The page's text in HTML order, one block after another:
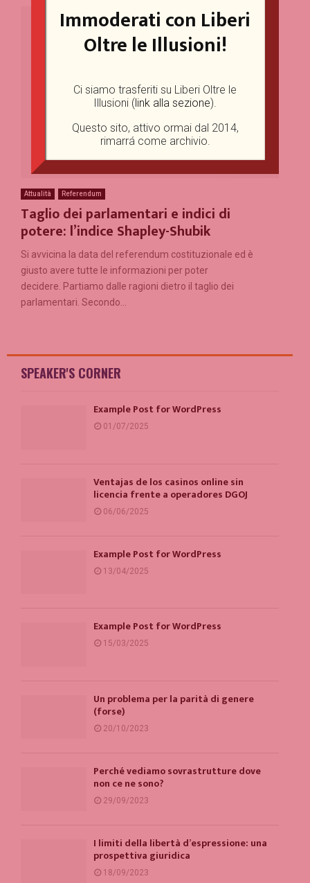
Attualità Referendum
Taglio dei parlamentari e indici di
potere: l’indice Shapley-Shubik
Si avvicina la data del referendum costituzionale ed è
giusto avere tutte le informazioni per poter
decidere. Partiamo dalle ragioni dietro il taglio dei
parlamentari. Secondo...
SPEAKER'S CORNER
Example Post for WordPress
01/07/2025
Ventajas de los casinos online sin
licencia frente a operadores DGOJ
06/06/2025
Example Post for WordPress
13/04/2025
Example Post for WordPress
15/03/2025
Un problema per la parità di genere
(forse)
20/10/2023
Perché vediamo sovrastrutture dove
non ce ne sono?
29/09/2023
I limiti della libertà d’espressione: una
prospettiva giuridica
18/09/2023
Immoderati con Liberi
Oltre le Illusioni!
Ci siamo trasferiti su Liberi Oltre le
Illusioni (link alla sezione).
Questo sito, attivo ormai dal 2014,
rimarrá come archivio.